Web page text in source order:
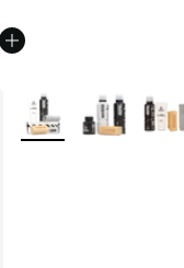
Plus de couleurs